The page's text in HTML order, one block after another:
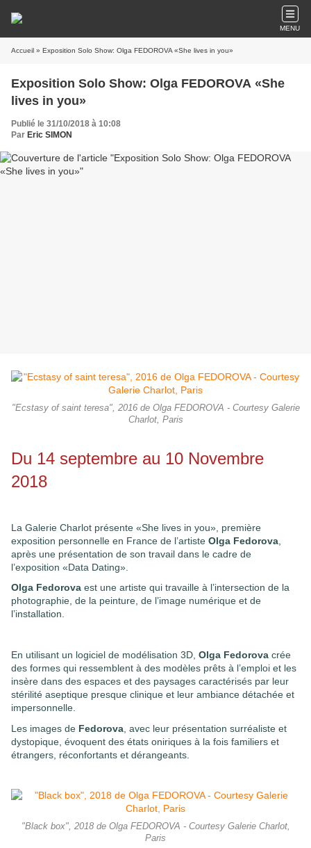
MENU
Accueil » Exposition Solo Show: Olga FEDOROVA «She lives in you»
Exposition Solo Show: Olga FEDOROVA «She
lives in you»
Publié le 31/10/2018 à 10:08
Par Eric SIMON
"Ecstasy of saint teresa", 2016 de Olga FEDOROVA - Courtesy Galerie
Charlot, Paris
Du 14 septembre au 10 Novembre
2018
La Galerie Charlot présente «She lives in you», première
exposition personnelle en France de l’artiste Olga Fedorova
après une présentation de son travail dans le cadre de
l’exposition «Data Dating».
Olga Fedorova est une artiste qui travaille à l’intersection de la
photographie, de la peinture, de l’image numérique et de
l’installation.
En utilisant un logiciel de modélisation 3D, Olga Fedorova crée
des formes qui ressemblent à des modèles prêts à l’emploi et les
insère dans des espaces et des paysages caractérisés par leur
stérilité aseptique presque clinique et leur ambiance détachée et
impersonnelle.
Les images de Fedorova , avec leur présentation surréaliste et
dystopique, évoquent des états oniriques à la fois familiers et
étrangers, réconfortants et dérangeants.
"Black box", 2018 de Olga FEDOROVA - Courtesy Galerie Charlot,
Paris